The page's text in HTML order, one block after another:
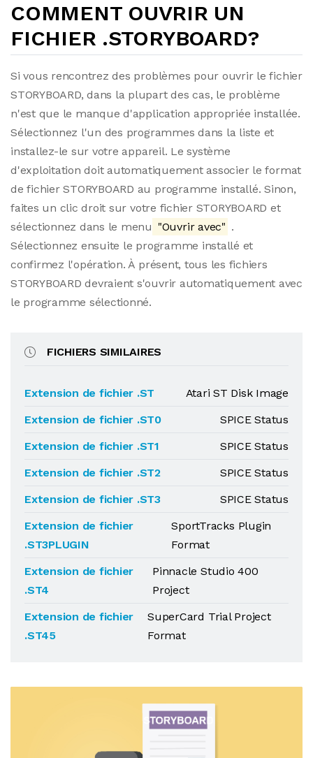
COMMENT OUVRIR UN
FICHIER .STORYBOARD?
Si vous rencontrez des problèmes pour ouvrir le fichier
STORYBOARD, dans la plupart des cas, le problème
n'est que le manque d'application appropriée installée.
Sélectionnez l'un des programmes dans la liste et
installez-le sur votre appareil. Le système
d'exploitation doit automatiquement associer le format
de fichier STORYBOARD au programme installé. Sinon,
faites un clic droit sur votre fichier STORYBOARD et
sélectionnez dans le menu "Ouvrir avec" .
Sélectionnez ensuite le programme installé et
confirmez l'opération. À présent, tous les fichiers
STORYBOARD devraient s'ouvrir automatiquement avec
le programme sélectionné.
FICHIERS SIMILAIRES
Extension de fichier .ST
Atari ST Disk Image
Extension de fichier .ST0
SPICE Status
Extension de fichier .ST1
SPICE Status
Extension de fichier .ST2
SPICE Status
Extension de fichier .ST3
SPICE Status
Extension de fichier
.ST3PLUGIN
SportTracks Plugin
Format
Extension de fichier
.ST4
Pinnacle Studio 400
Project
Extension de fichier
.ST45
SuperCard Trial Project
Format